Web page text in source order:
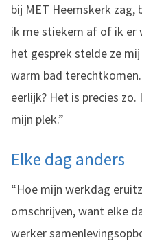
bij MET Heemskerk
ik me stiekem af of ik er
het gesprek stelde ze
warm bad
eerlijk? Het is precies
mijn plek.”
Elke dag anders
“Hoe mijn werkdag
omschrijven, want elke
werker